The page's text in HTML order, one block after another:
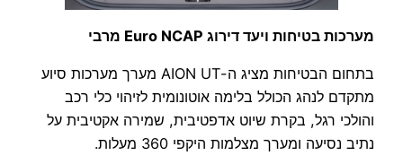
מערכות בטיחות ויעד דירוג Euro NCAP מרבי
בתחום הבטיחות מציג ה-AION UT מערך מערכות סיוע
מתקדם לנהג הכולל בלימה אוטונומית לזיהוי כלי רכב
והולכי רגל, בקרת שיוט אדפטיבית, שמירה אקטיבית על
נתיב נסיעה ומערך מצלמות היקפי 360 מעלות.